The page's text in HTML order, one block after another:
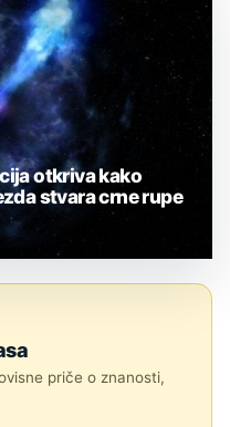
otkriva kako
stvara crne rupe
priče o znanosti,